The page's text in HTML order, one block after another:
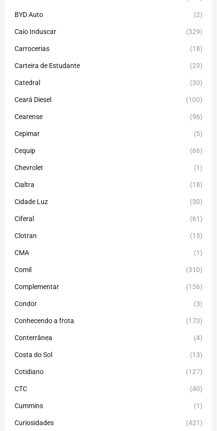
BYD Auto (2)
Caio Induscar (529)
Carrocerias (18)
Carteira de Estudante (23)
Catedral (30)
Ceará Diesel (100)
Cearense (96)
Cepimar (5)
Cequip (66)
Chevrolet (1)
Cialtra (18)
Cidade Luz (30)
Ciferal (61)
Clotran (15)
CMA (1)
Comil (310)
Complementar (136)
Condor (3)
Conhecendo a frota (173)
Conterrânea (4)
Costa do Sol (13)
Cotidiano (127)
CTC (40)
Cummins (1)
Curiosidades (421)